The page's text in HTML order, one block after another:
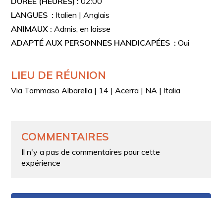
LANGUES : Italien | Anglais
ANIMAUX : Admis, en laisse
ADAPTÉ AUX PERSONNES HANDICAPÉES :Oui
LIEU DE RÉUNION
Via Tommaso Albarella | 14 | Acerra | NA | Italia
COMMENTAIRES
Il n'y a pas de commentaires pour cette
expérience